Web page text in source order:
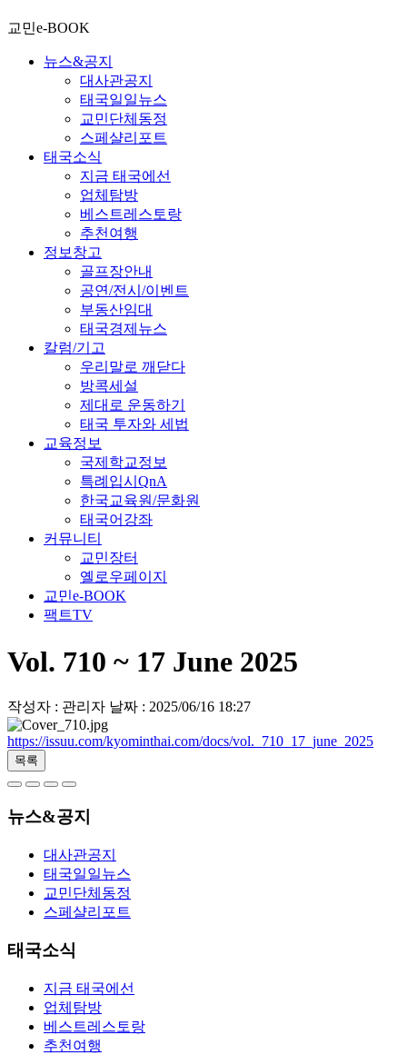
교민e-BOOK
뉴스&공지
대사관공지
태국일일뉴스
교민단체동정
스페샬리포트
태국소식
지금 태국에선
업체탐방
베스트레스토랑
추천여행
정보창고
골프장안내
공연/전시/이벤트
부동산임대
태국경제뉴스
칼럼/기고
우리말로 깨닫다
방콕세설
제대로 운동하기
태국 투자와 세법
교육정보
국제학교정보
특례입시QnA
한국교육원/문화원
태국어강좌
커뮤니티
교민장터
옐로우페이지
교민e-BOOK
팩트TV
Vol. 710 ~ 17 June 2025
작성자 : 관리자 날짜 : 2025/06/16 18:27
https://issuu.com/kyominthai.com/docs/vol._710_17_june_2025
목록
뉴스&공지
대사관공지
태국일일뉴스
교민단체동정
스페샬리포트
태국소식
지금 태국에선
업체탐방
베스트레스토랑
추천여행